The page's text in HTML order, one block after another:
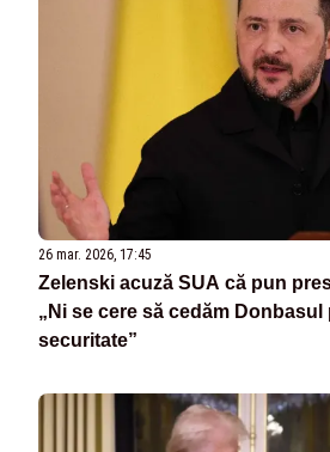
26 mar. 2026, 17:45
Zelenski acuză SUA că pun
„Ni se cere să cedăm
securitate”